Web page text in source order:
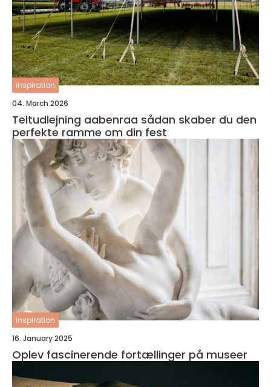
inspiration
04. March 2026
Teltudlejning aabenraa sådan skaber du den
perfekte ramme om din fest
inspiration
16. January 2025
Oplev fascinerende fortællinger på museer